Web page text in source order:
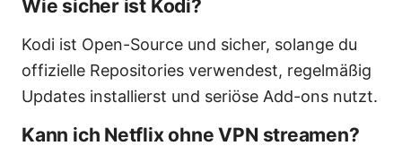
Wie sicher ist Kodi?
Kodi ist Open-Source und sicher, solange du
offizielle Repositories verwendest, regelmäßig
Updates installierst und seriöse Add-ons nutzt.
Kann ich Netflix ohne VPN streamen?